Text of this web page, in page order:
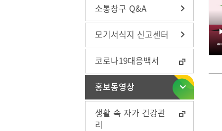
구강관리
구강관
치매
금연사
장비
지역
맞춤
소통창구 Q&A
모기서식지 신고센터
코로나19대응백서
홍보동영상
생활 속 자가 건강관
리